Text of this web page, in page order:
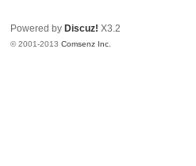
Powered by Discuz! X3.2
© 2001-2013Comsenz Inc.